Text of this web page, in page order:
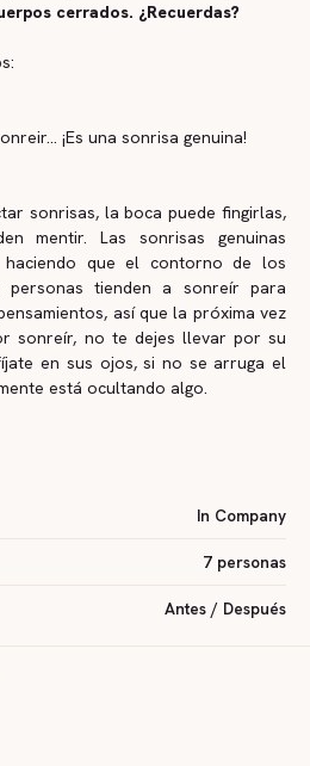
cerrados. ¿Recuerdas?
¡Es una sonrisa genuina!
sonrisas, la boca puede fingirlas,
mentir. Las sonrisas genuinas
haciendo que el contorno de los
personas tienden a sonreír para
así que la próxima vez
sonreír, no te dejes llevar por su
en sus ojos, si no se arruga el
está ocultando algo.
In Company
7 personas
Antes / Después